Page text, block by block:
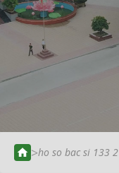
>ho so bac si 133 2